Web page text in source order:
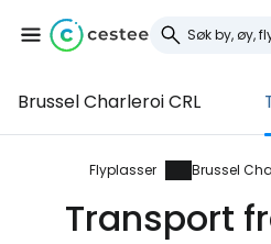
Brussel Charleroi CRL
Flyplasser Brussel
Transport
Logg inn
... det